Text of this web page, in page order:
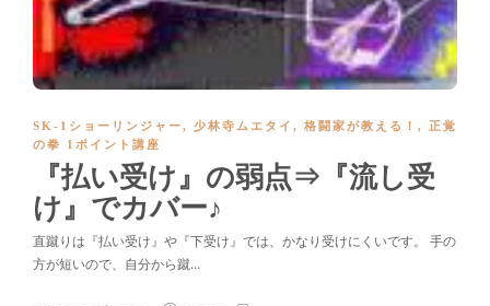
SK-1ショーリンジャー, 少林寺ムエタイ , 格闘家が教える！ , 正覚
の拳 1ポイント講座
『払い受け』の弱点⇒『流し受
け』でカバー♪
直蹴りは『払い受け』や『下受け』では、かなり受けにくいです。 手の
方が短いので、自分から蹴…